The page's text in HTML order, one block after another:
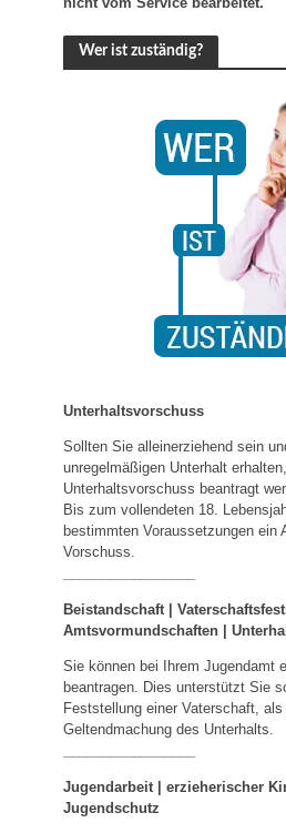
Wer ist zuständig?
Unterhaltsvorschuss
Sollten Sie alleinerziehend sein
unregelmäßigen Unterhalt
Unterhaltsvorschuss beantragt
Bis zum vollendeten 18.
bestimmten Voraussetzungen ein
Vorschuss.
Beistandschaft |
Amtsvormundschaften|
Sie können bei Ihrem Jugendamt
beantragen. Dies unterstützt Sie
Feststellung einer Vaterschaft,
Geltendmachung des Unterhalts.
Jugendarbeit | erzieherischer
Jugendschutz